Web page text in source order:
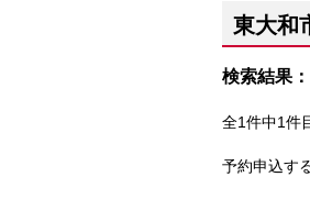
東大和
検索結果
全1件中1件
予約申込す